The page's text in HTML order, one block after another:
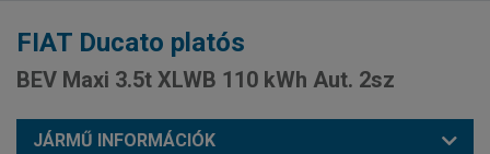
FIAT Ducato platós
BEV Maxi 3.5t XLWB 110 kWh Aut. 2sz
JÁRMŰ INFORMÁCIÓK